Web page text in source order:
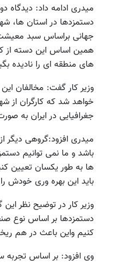
میدری ادامه داد:
دستمزدها در استان ها،
جهانی براساس سبد
همین اساس این دسته از
های منطقه ای را نادیده
وزیر کار گفت: مخالفان
خواهد شد که کارگران از
جغرافیایی در ایران به
میدری افزود:گروهی دیگر
باشد و ما نمی توانیم
ها به طور یکسان تعیین
باید این بهره وری خودش را
وزیر کار در توضیح نظر
دستمزدها بر اساس نوع
کنیم واین باعث در هم